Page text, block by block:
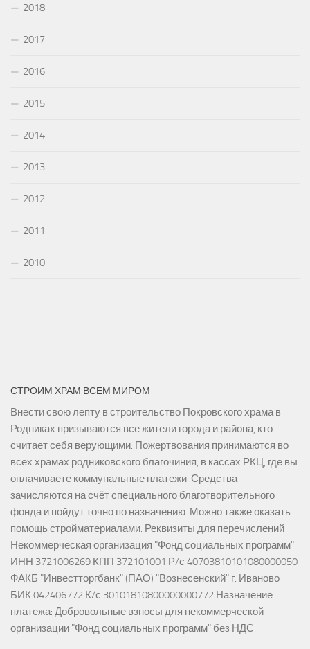
2018
2017
2016
2015
2014
2013
2012
2011
2010
СТРОИМ ХРАМ ВСЕМ МИРОМ
Внести свою лепту в строительство Покровского храма в
Родниках призываются все жители города и района, кто
считает себя верующими. Пожертвования принимаются во
всех храмах родниковского благочиния, в кассах РКЦ, где вы
оплачиваете коммунальные платежи. Средства
зачисляются на счёт специального благотворительного
фонда и пойдут точно по назначению. Можно также оказать
помощь стройматериалами. Реквизиты для перечислений
Некоммерческая организация "Фонд социальных программ"
ИНН 3721006269 КПП 372101001 Р/с 40703810101080000050
ФАКБ "Инвестторгбанк" (ПАО) "Вознесенский" г. Иваново
БИК 042406772 К/с 30101810800000000772 Назначение
платежа: Добровольные взносы для некоммерческой
организации "Фонд социальных программ" без НДС.